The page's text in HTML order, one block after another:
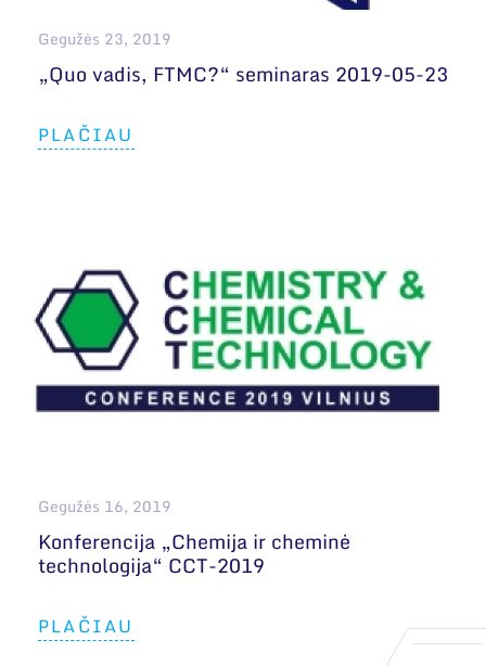
Gegužės 23, 2019
„Quo vadis, FTMC?“ seminaras 2019-05-23
PLAČIAU
Gegužės 16, 2019
Konferencija „Chemija ir cheminė
technologija“ CCT-2019
PLAČIAU